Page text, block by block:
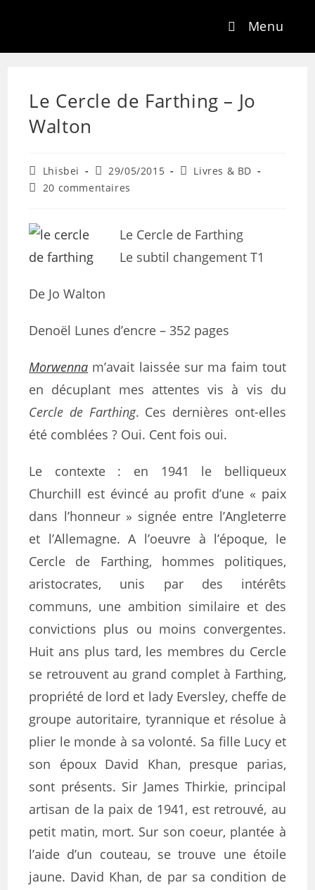
Menu
Le Cercle de Farthing – Jo
Walton
Lhisbei 29/05/2015
Livres & BD
20 commentaires
Le Cercle de Farthing
Le subtil changement T1
De Jo Walton
Denoël Lunes d’encre – 352 pages
Morwenna m’avait laissée sur ma faim tout
en décuplant mes attentes vis à vis du
Cercle de Farthing. Ces dernières ont-elles
été comblées ? Oui. Cent fois oui.
Le contexte : en 1941 le belliqueux
Churchill est évincé au profit d’une « paix
dans l’honneur » signée entre l’Angleterre
et l’Allemagne. A l’oeuvre à l’époque, le
Cercle de Farthing, hommes politiques,
aristocrates, unis par des intérêts
communs, une ambition similaire et des
convictions plus ou moins convergentes.
Huit ans plus tard, les membres du Cercle
se retrouvent au grand complet à Farthing,
propriété de lord et lady Eversley, cheffe de
groupe autoritaire, tyrannique et résolue à
plier le monde à sa volonté. Sa fille Lucy et
son époux David Khan, presque parias,
sont présents. Sir James Thirkie, principal
artisan de la paix de 1941, est retrouvé, au
petit matin, mort. Sur son coeur, plantée à
l’aide d’un couteau, se trouve une étoile
jaune. David Khan, de par sa condition de